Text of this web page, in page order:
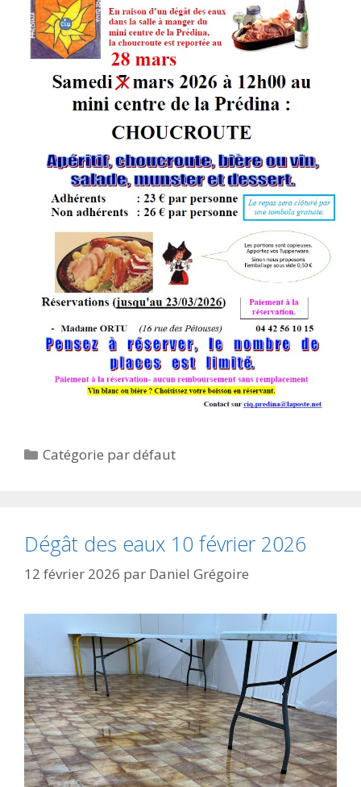
Catégories
Catégorie par défaut
Dégât des eaux 10 février 2026
12 février 2026 par Daniel Grégoire